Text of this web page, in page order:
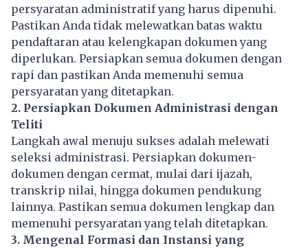
persyaratan administratif yang harus dipenuhi.
Pastikan Anda tidak melewatkan batas waktu
pendaftaran atau kelengkapan dokumen yang
diperlukan. Persiapkan semua dokumen dengan
rapi dan pastikan Anda memenuhi semua
persyaratan yang ditetapkan.
2. Persiapkan Dokumen Administrasi dengan
Teliti
Langkah awal menuju sukses adalah melewati
seleksi administrasi. Persiapkan dokumen-
dokumen dengan cermat, mulai dari ijazah,
transkrip nilai, hingga dokumen pendukung
lainnya. Pastikan semua dokumen lengkap dan
memenuhi persyaratan yang telah ditetapkan.
3. Mengenal Formasi dan Instansi yang